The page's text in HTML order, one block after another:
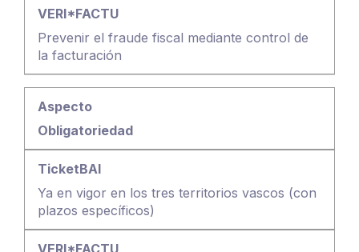
Prevenir el fraude fiscal mediante control de
la facturación
Obligatoriedad
Ya en vigor en los tres territorios vascos (con
plazos específicos)